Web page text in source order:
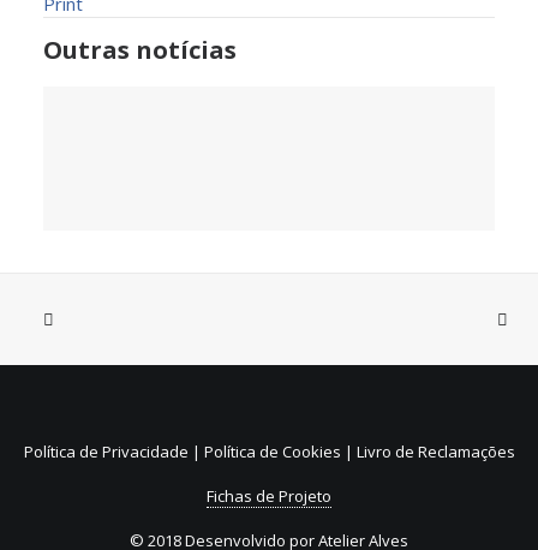
Outras notícias
31 de Julho, 2026
Reembolso de embalagens de
bebidas não reutilizáveis (SDR)
Política de Privacidade | Política de Cookies | Livro de Reclamações
Fichas de Projeto
© 2018 Desenvolvido porAtelier Alves